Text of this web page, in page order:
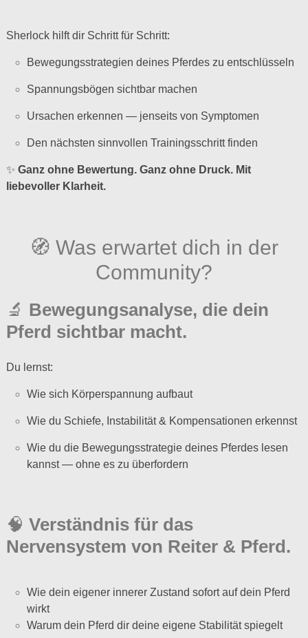
Sherlock hilft dir Schritt für Schritt:
Bewegungsstrategien deines Pferdes zu entschlüsseln
Spannungsbögen sichtbar machen
Ursachen erkennen — jenseits von Symptomen
Den nächsten sinnvollen Trainingsschritt finden
✨ Ganz ohne Bewertung. Ganz ohne Druck. Mit
liebevoller Klarheit.
🧭 Was erwartet dich in der
Community?
🔬 Bewegungsanalyse, die dein
Pferd sichtbar macht.
Du lernst:
Wie sich Körperspannung aufbaut
Wie du Schiefe, Instabilität & Kompensationen erkennst
Wie du die Bewegungsstrategie deines Pferdes lesen
kannst — ohne es zu überfordern
🧠 Verständnis für das
Nervensystem von Reiter & Pferd.
Wie dein eigener innerer Zustand sofort auf dein Pferd
wirkt
Warum dein Pferd dir deine eigene Stabilität spiegelt